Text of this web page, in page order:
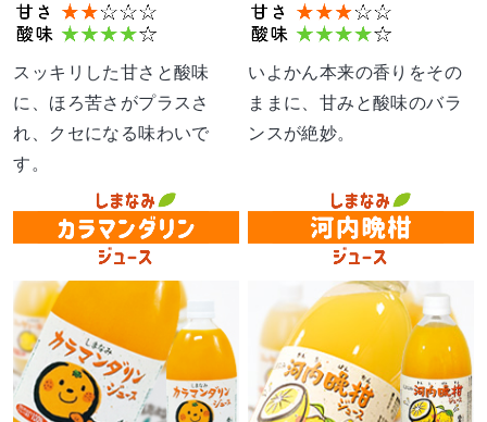
スッキリした甘さと酸味
に、ほろ苦さがプラスさ
れ、クセになる味わいで
す。
いよかん本来の香りをその
ままに、甘みと酸味のバラ
ンスが絶妙。